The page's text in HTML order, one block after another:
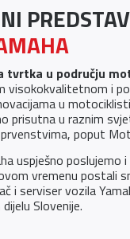
tvrtka u području
visokokvalitetnom i
u
prisutna u raznim
poput
uspješno poslujemo
vremenu postali
i serviser vozila
Slovenije.